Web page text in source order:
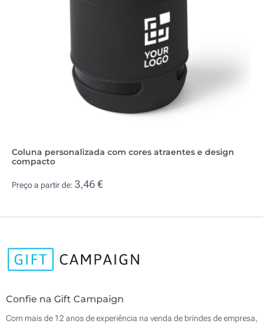
Coluna personalizada com cores atraentes e design
compacto
Preço a partir de: 3,46 €
Confie na Gift Campaign
Com mais de 12 anos de experiência na venda de brindes de empresa,